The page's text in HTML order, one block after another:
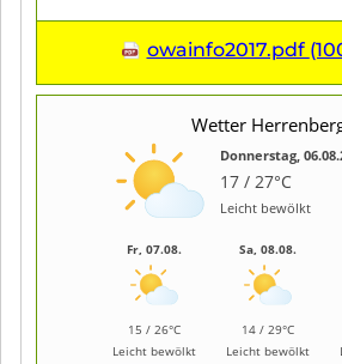
owainfo2017.pdf
Wetter
Donnerstag,
17 / 27°C
Leicht bewölkt
Fr, 07.08.
15 / 26°C
Leicht bewölkt
Sa, 08.08.
14 / 29°C
Leicht bewölkt